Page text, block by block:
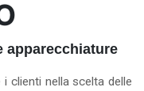
apparecchiature
clienti nella scelta delle